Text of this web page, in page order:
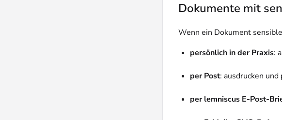
Dokumente mit
Wenn ein Dokument
persönlich in der Praxis:
per Post: ausdrucken
per lemniscus E-Post-